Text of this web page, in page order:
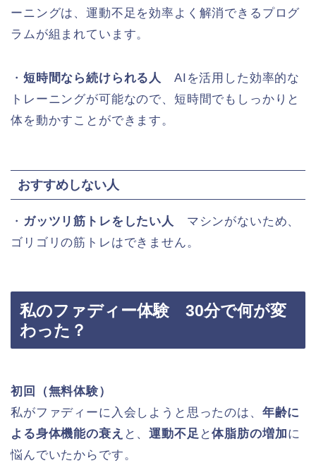
ーニングは、運動不足を効率よく解消できるプログ
ラムが組まれています。
・ 短時間なら続けられる人
AIを活用した効率的な
トレーニングが可能なので、短時間でもしっかりと
体を動かすことができます。
おすすめしない人
・ ガッツリ筋トレをしたい人
マシンがないため、
ゴリゴリの筋トレはできません。
私のファディー体験 30分で何が変
わった？
初回（無料体験）
私がファディーに入会しようと思ったのは、 年齢に
よる身体機能の衰え と、運動不足 と体脂肪の増加 に
悩んでいたからです。